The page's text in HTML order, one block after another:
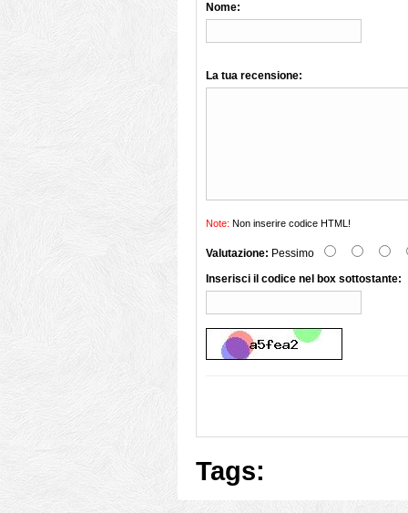
Nome:
La tua recensione:
Note: Non inserire codice HTML!
Valutazione: Pessimo
Inserisci il codice nel box sottostante:
Tags: